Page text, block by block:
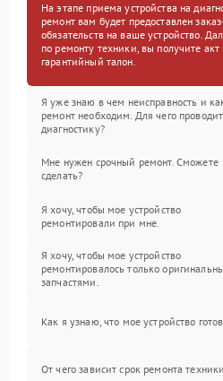
На этапе приема устройства на
ремонт вам будет предоставлен
обязательств на ваше устройство.
по ремонту техники, вы получите
гарантийный талон.
Я уже знаю в чем неисправность и
ремонт необходим. Для чего
диагностику?
Мне нужен срочный ремонт. Сможете
сделать?
Я хочу, чтобы мое устройство
ремонтировали при мне.
Я хочу, чтобы мое устройство
ремонтировалось только
запчастями.
Как я узнаю, что мое устройство
От чего зависит срок ремонта